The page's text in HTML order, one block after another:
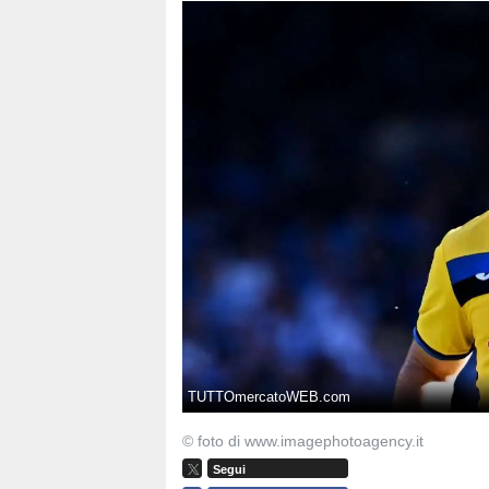
TUTTOmercatoWEB.com
© foto di www.imagephotoagency.it
Segui